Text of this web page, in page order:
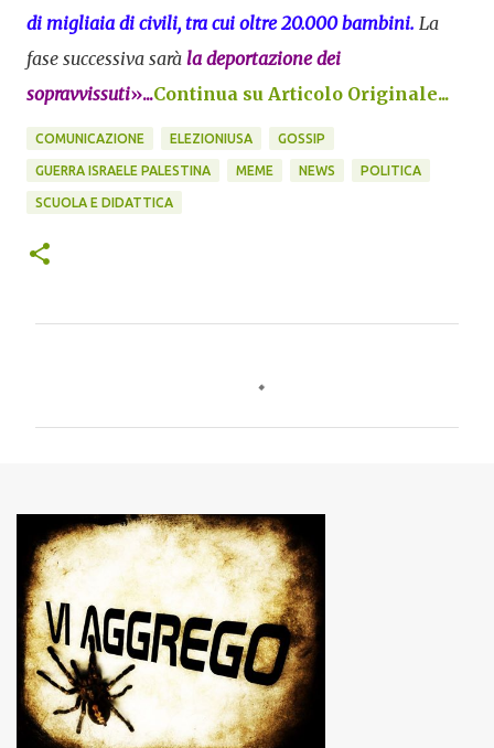
di migliaia di civili, tra cui oltre 20.000 bambini. La
fase successiva sarà la deportazione dei
sopravvissuti»...Continua su Articolo Originale...
COMUNICAZIONE ELEZIONIUSA GOSSIP
GUERRA ISRAELE PALESTINA MEME NEWS POLITICA
SCUOLA E DIDATTICA
n
t
i